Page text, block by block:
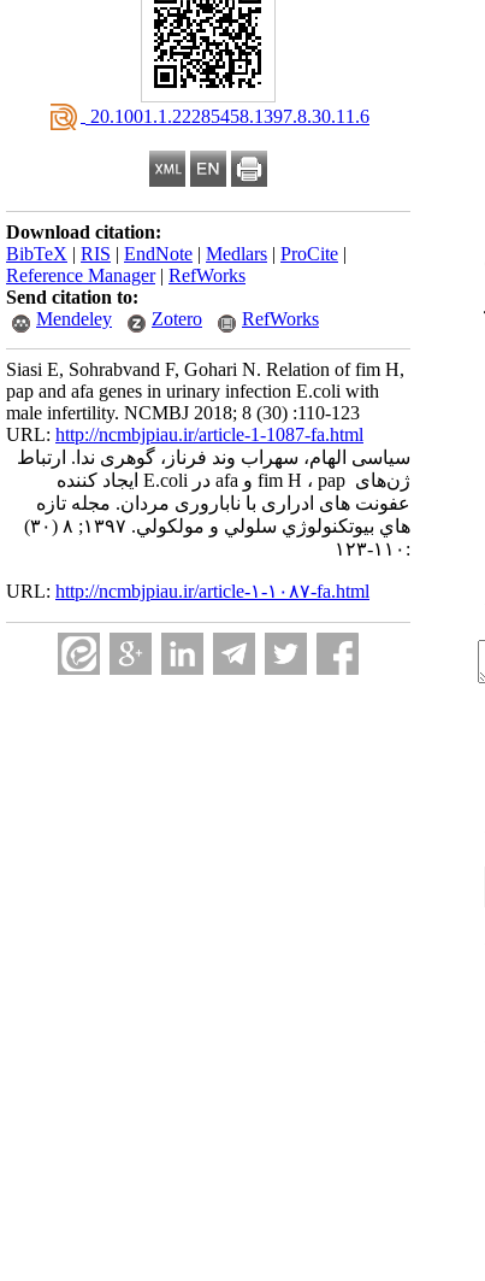
‎ 20.1001.1.22285458.1397.8.30.11.6
Download citation:
BibTeX | RIS | EndNote | Medlars | ProCite |
Reference Manager| RefWorks
Send citation to:
Mendeley
Zotero RefWorks
Siasi E, Sohrabvand F, Gohari N. Relation of fim H,
pap and afa genes in urinary infection E.coli with
male infertility. NCMBJ 2018; 8 (30) :110-123
URL: http://ncmbjpiau.ir/article-1-1087-fa.html
سیاسی الهام، سهراب وند فرناز، گوهری ندا. ارتباط
ژن‌های ‌ fim H ، pap و afa در E.coli ایجاد کننده
عفونت های ادراری با ناباروری مردان. مجله تازه
هاي بيوتكنولوژي سلولي و مولكولي. ۱۳۹۷; ۸ (۳۰)
:۱۱۰-۱۲۳
URL: http://ncmbjpiau.ir/article-۱-۱۰۸۷-fa.html